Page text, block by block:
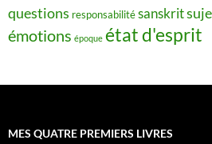
questions responsabilitésanskrit
émotions époque état d'esprit
MES QUATRE PREMIERS LIVRES